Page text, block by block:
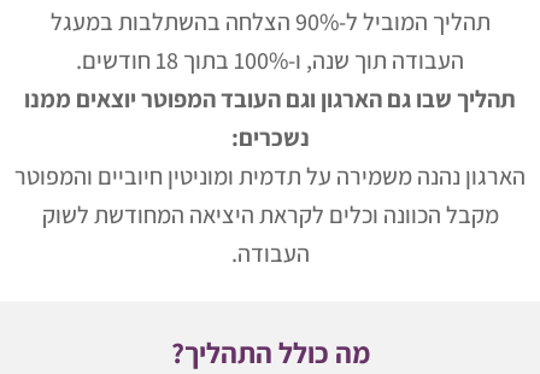
תהליך המוביל ל-90% הצלחה בהשתלבות במעגל
העבודה תוך שנה, ו-100% בתוך 18 חודשים.
תהליך שבו גם הארגון וגם העובד המפוטר יוצאים ממנו
נשכרים:
הארגון נהנה משמירה על תדמית ומוניטין חיוביים והמפוטר
מקבל הכוונה וכלים לקראת היציאה המחודשת לשוק
העבודה.
מה כולל התהליך?